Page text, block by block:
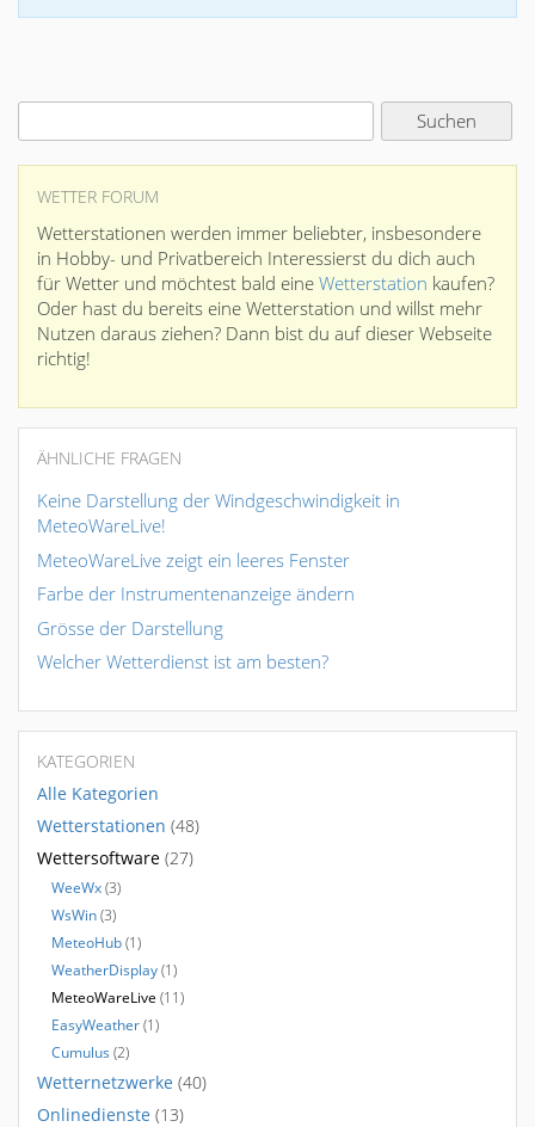
WETTER FORUM
Wetterstationen werden immer beliebter, insbesondere
in Hobby- und Privatbereich Interessierst du dich auch
für Wetter und möchtest bald eine Wetterstation kaufen?
Oder hast du bereits eine Wetterstation und willst mehr
Nutzen daraus ziehen? Dann bist du auf dieser Webseite
richtig!
ÄHNLICHE FRAGEN
Keine Darstellung der Windgeschwindigkeit in
MeteoWareLive!
MeteoWareLive zeigt ein leeres Fenster
Farbe der Instrumentenanzeige ändern
Grösse der Darstellung
Welcher Wetterdienst ist am besten?
KATEGORIEN
Alle Kategorien
Wetterstationen (48)
Wettersoftware (27)
WeeWx(3)
WsWin(3)
MeteoHub(1)
WeatherDisplay(1)
MeteoWareLive (11)
EasyWeather(1)
Cumulus (2)
Wetternetzwerke (40)
Onlinedienste (13)